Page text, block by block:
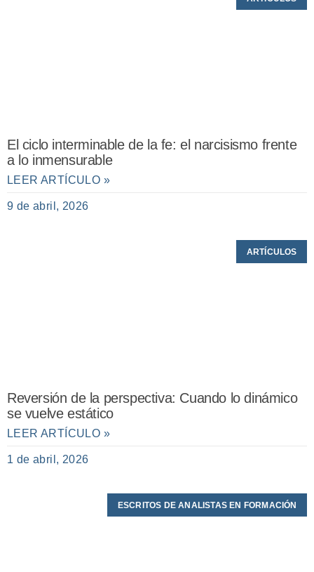
El ciclo interminable de la fe: el narcisismo frente
a lo inmensurable
LEER ARTÍCULO »
9 de abril, 2026
ARTÍCULOS
Reversión de la perspectiva: Cuando lo dinámico
se vuelve estático
LEER ARTÍCULO »
1 de abril, 2026
ESCRITOS DE ANALISTAS EN FORMACIÓN